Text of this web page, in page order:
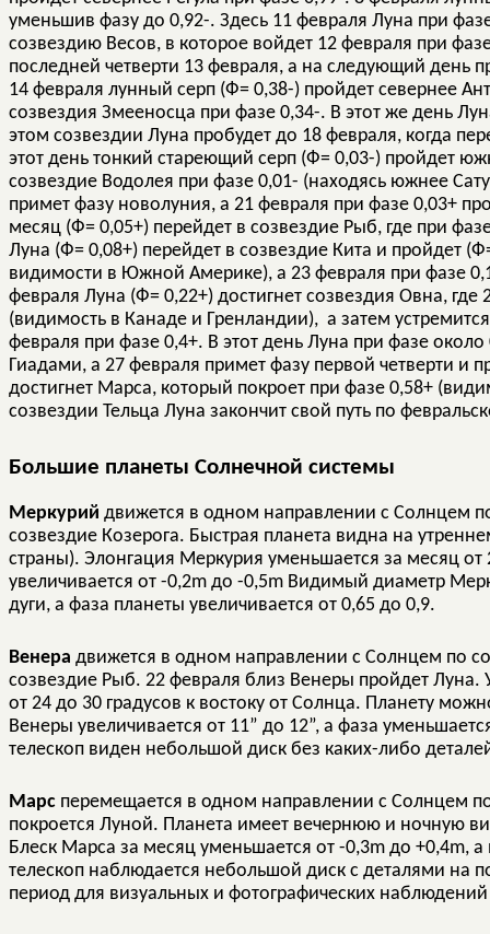
уменьшив фазу до 0,92-. Здесь 11 февраля Луна при
созвездию Весов, в которое войдет 12 февраля при
последней четверти 13 февраля, а на следующий день
14 февраля лунный серп (Ф= 0,38-) пройдет севернее
созвездия Змееносца при фазе 0,34-. В этот же день
этом созвездии Луна пробудет до 18 февраля, когда
этот день тонкий стареющий серп (Ф= 0,03-) пройдет
созвездие Водолея при фазе 0,01- (находясь южнее
примет фазу новолуния, а 21 февраля при фазе 0,03+
месяц (Ф= 0,05+) перейдет в созвездие Рыб, где при
Луна (Ф= 0,08+) перейдет в созвездие Кита и пройдет
видимости в Южной Америке), а 23 февраля при фазе
февраля Луна (Ф= 0,22+) достигнет созвездия Овна, где
(видимость в Канаде и Гренландии), а затем
февраля при фазе 0,4+. В этот день Луна при фазе
Гиадами, а 27 февраля примет фазу первой четверти и
достигнет Марса, который покроет при фазе 0,58+
созвездии Тельца Луна закончит свой путь по
Большие планеты Солнечной системы
Меркурий движется в одном направлении с Солнцем
созвездие Козерога. Быстрая планета видна на
страны). Элонгация Меркурия уменьшается за месяц от
увеличивается от -0,2m до -0,5m Видимый диаметр
дуги, а фаза планеты увеличивается от 0,65 до 0,9.
Венера движется в одном направлении с Солнцем по
созвездие Рыб. 22 февраля близ Венеры пройдет Луна.
от 24 до 30 градусов к востоку от Солнца. Планету
Венеры увеличивается от 11” до 12”, а фаза
телескоп виден небольшой диск без каких-либо
Марс перемещается в одном направлении с Солнцем
покроется Луной. Планета имеет вечернюю и ночную
Блеск Марса за месяц уменьшается от -0,3m до +0,4m,
телескоп наблюдается небольшой диск с деталями на
период для визуальных и фотографических